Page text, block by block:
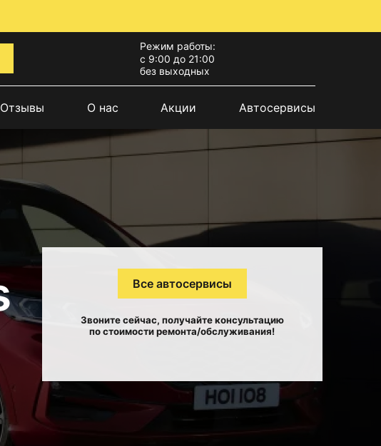
Режим работы:
с 9:00 до 21:00
без выходных
Отзывы О нас Акции Автосервисы
Все автосервисы
Звоните сейчас, получайте консультацию
по стоимости ремонта/обслуживания!